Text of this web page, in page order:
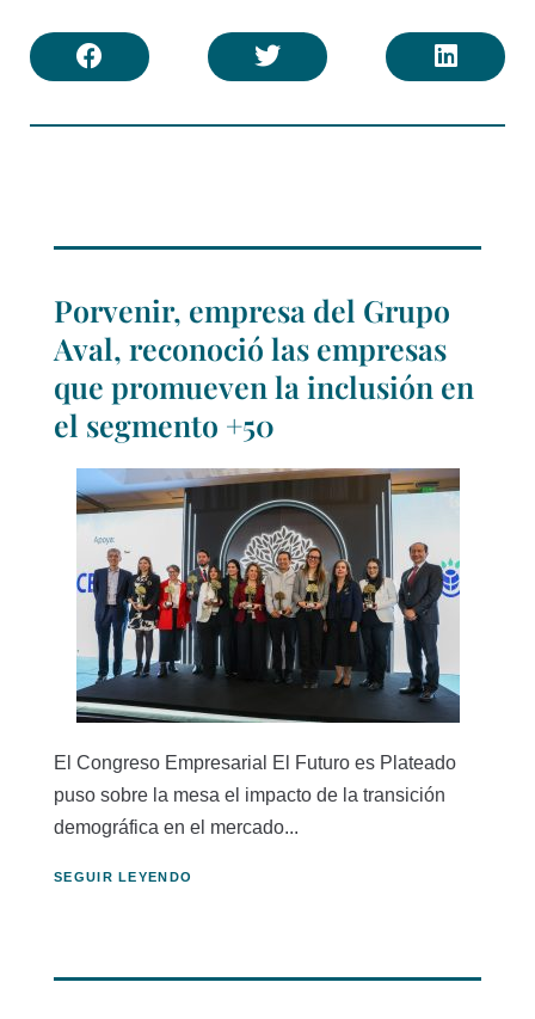
Porvenir, empresa del Grupo
Aval, reconoció las empresas
que promueven la inclusión en
el segmento +50
El Congreso Empresarial El Futuro es Plateado
puso sobre la mesa el impacto de la transición
demográfica en el mercado...
SEGUIR LEYENDO